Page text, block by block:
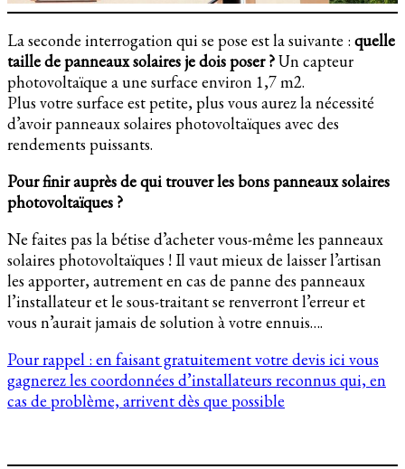
La seconde interrogation qui se pose est la suivante : quelle
taille de panneaux solaires je dois poser ?Un capteur
photovoltaïque a une surface environ 1,7 m2.
Plus votre surface est petite, plus vous aurez la nécessité
d’avoir panneaux solaires photovoltaïques avec des
rendements puissants.
Pour finir auprès de qui trouver les bons panneaux solaires
photovoltaïques ?
Ne faites pas la bétise d’acheter vous-même les panneaux
solaires photovoltaïques ! Il vaut mieux de laisser l’artisan
les apporter, autrement en cas de panne des panneaux
l’installateur et le sous-traitant se renverront l’erreur et
vous n’aurait jamais de solution à votre ennuis….
Pour rappel : en faisant gratuitement votre devis ici vous
gagnerez les coordonnées d’installateurs reconnus qui, en
cas de problème, arrivent dès que possible